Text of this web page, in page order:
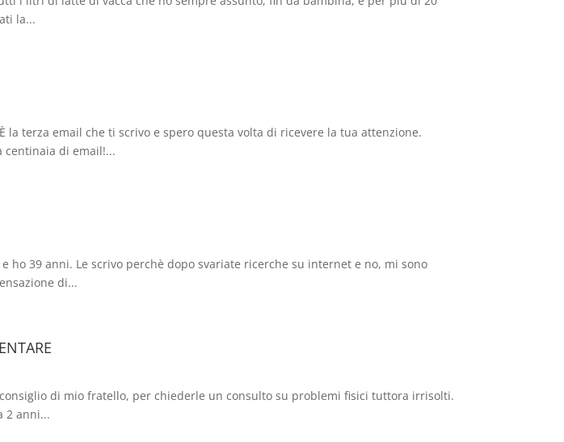
la...
È la terza email che ti scrivo e spero questa volta di ricevere la tua attenzione.
di email!...
e ho 39 anni. Le scrivo perchè dopo svariate ricerche su internet e no, mi sono
di...
consiglio di mio fratello, per chiederle un consulto su problemi fisici tuttora irrisolti.
2 anni...